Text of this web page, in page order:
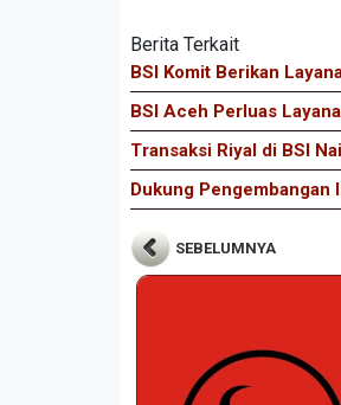
Berita Terkait
BSI Komit Berikan
BSI Aceh Perluas
Transaksi Riyal di BSI
Dukung
SEBELUMNYA